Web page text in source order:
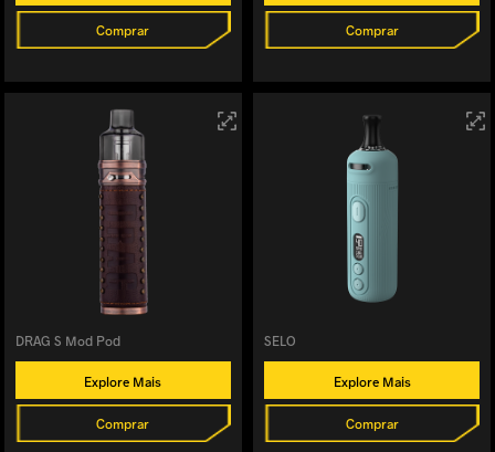
Comprar Comprar
DRAG S Mod Pod
Explore Mais
Comprar
SELO
Explore Mais
Comprar